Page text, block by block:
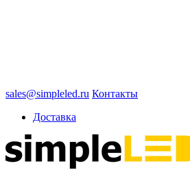
sales@simpleled.ru Контакты
Доставка